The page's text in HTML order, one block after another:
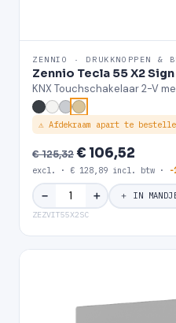
ZENNIO · DRUKKNOPPEN &
Zennio Tecla 55 X2
KNX Touchschakelaar 2-V
⚠ Afdekraam apart te
€ 125,32€ 106,52
excl. · € 128,89 incl. btw · -
− ＋ ＋ IN
ZEZVIT55X2SC